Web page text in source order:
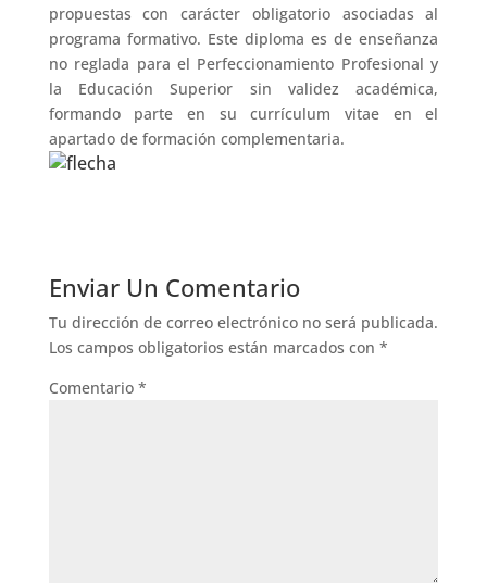
propuestas con carácter obligatorio asociadas al
programa formativo. Este diploma es de enseñanza
no reglada para el Perfeccionamiento Profesional y
la Educación Superior sin validez académica,
formando parte en su currículum vitae en el
apartado de formación complementaria.
Enviar Un Comentario
Tu dirección de correo electrónico no será publicada.
Los campos obligatorios están marcados con *
Comentario *